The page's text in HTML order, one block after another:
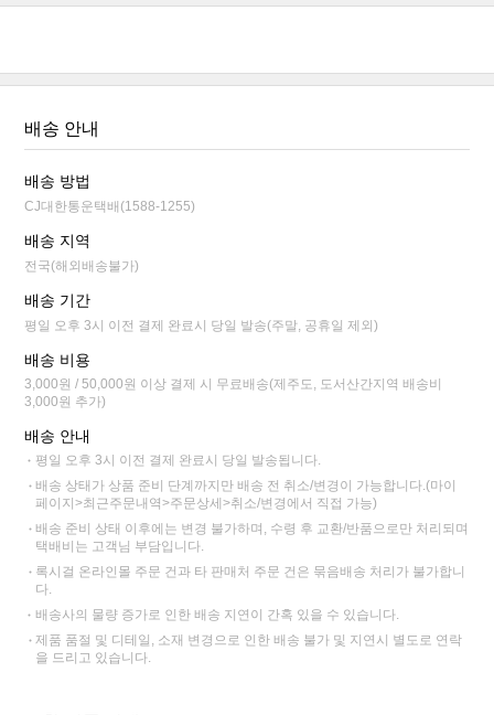
배송 안내
배송 방법
CJ대한통운택배(1588-1255)
배송 지역
전국(해외배송불가)
배송 기간
평일 오후 3시 이전 결제 완료시 당일 발송(주말, 공휴일 제외)
배송 비용
3,000원 / 50,000원 이상 결제 시 무료배송(제주도, 도서산간지역 배송비
3,000원 추가)
배송 안내
평일 오후 3시 이전 결제 완료시 당일 발송됩니다.
배송 상태가 상품 준비 단계까지만 배송 전 취소/변경이 가능합니다.(마이
페이지>최근주문내역>주문상세>취소/변경에서 직접 가능)
배송 준비 상태 이후에는 변경 불가하며, 수령 후 교환/반품으로만 처리되며
택배비는 고객님 부담입니다.
록시걸 온라인몰 주문 건과 타 판매처 주문 건은 묶음배송 처리가 불가합니
다.
배송사의 물량 증가로 인한 배송 지연이 간혹 있을 수 있습니다.
제품 품절 및 디테일, 소재 변경으로 인한 배송 불가 및 지연시 별도로 연락
을 드리고 있습니다.